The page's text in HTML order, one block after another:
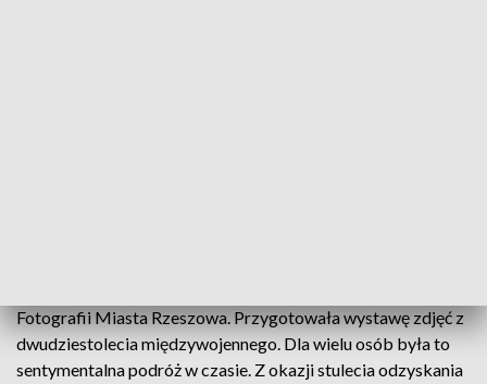
Fotografii Miasta Rzeszowa. Przygotowała wystawę zdjęć z
dwudziestolecia międzywojennego. Dla wielu osób była to
sentymentalna podróż w czasie. Z okazji stulecia odzyskania